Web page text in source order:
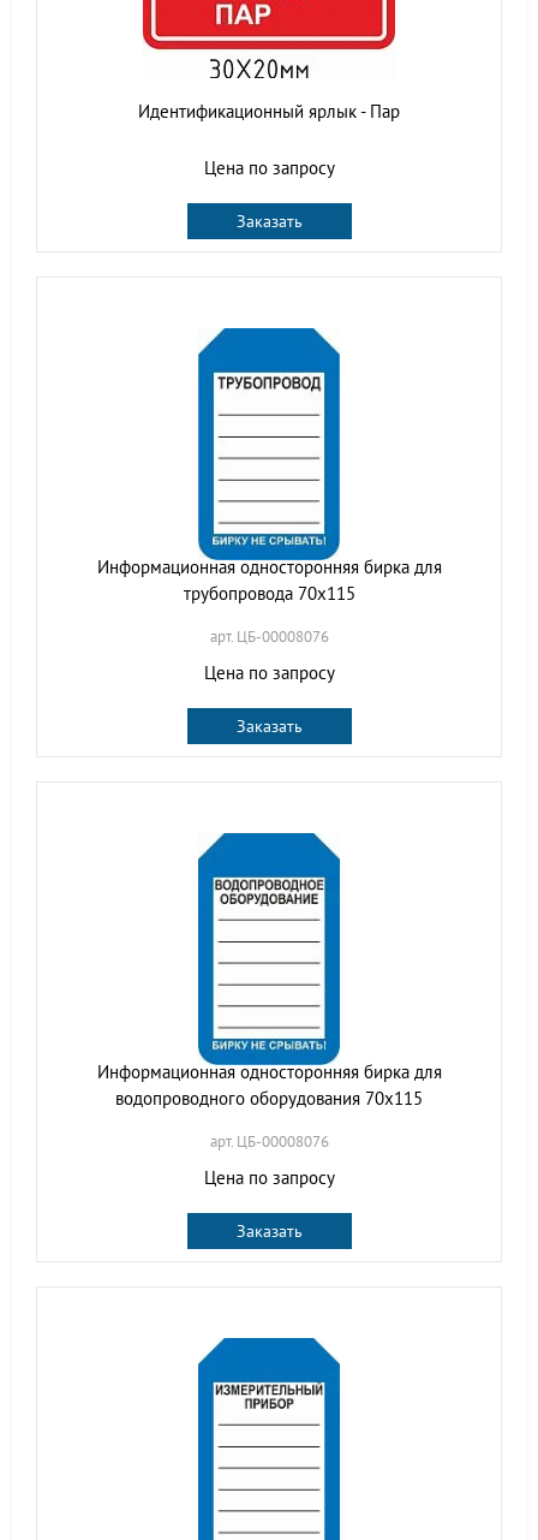
Идентификационный ярлык - Пар
Цена по запросу
Заказать
Информационная односторонняя бирка для
трубопровода 70x115
арт. ЦБ-00008076
Цена по запросу
Заказать
Информационная односторонняя бирка для
водопроводного оборудования 70x115
арт. ЦБ-00008076
Цена по запросу
Заказать